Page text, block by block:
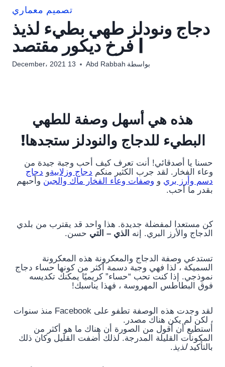
تصميم معماري
دجاج ونودلز طهي بطيء لذيذ
| فرخ ديكور مقتصد
بواسطة Abd Rabbah 13 December، 2021
هذه هي أسهل وصفة للطهي
البطيء للدجاج والنودلز ستجدها!
حسنا يا أصدقائي! أنت تعرف كيف أحب وجبة جيدة من
وعاء الفخار. لقد جرب الكثير منكم دجاج وزلابيةو دجاج
دسم وأرز بري و وصفات وعاء الفخار ماك والجبن وأحبهم
بقدر ما أحب.
كن مستعدا لمفضلة جديدة. هذا واحد قد يقترب من بلدي
الدجاج والأرز البري. إنه الذي – التي حسن.
تستدعي وصفة الدجاج والمعكرونة هذه المعكرونة
السميكة ، لذا فهي وجبة دسمة أكثر من كونها حساء دجاج
نموذجي. إذا كنت تحب “حساء” كريميًا يمكنك تكديسه
فوق البطاطس المهروسة ، فهذا يناسبك!
لقد وجدت هذه الوصفة تطفو على Facebook منذ سنوات
، لكن لم يكن هناك مصدر.
أستطيع أن أقول من الصورة أن هناك ما هو أكثر من
المكونات القليلة المدرجة. لذلك أضفت القليل وكان ذلك
بالتأكيدلذيذ.